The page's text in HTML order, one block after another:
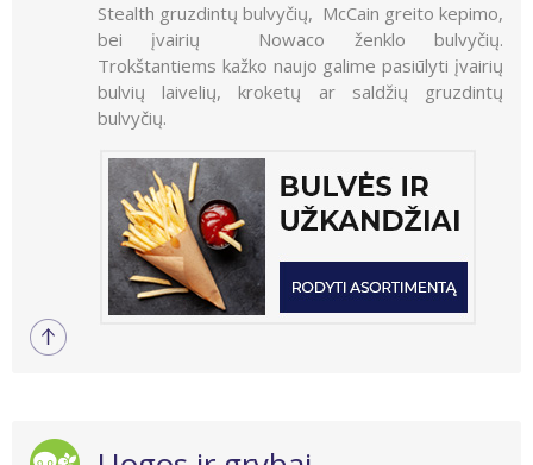
Stealth gruzdintų bulvyčių, McCain greito kepimo,
bei įvairių Nowaco ženklo bulvyčių.
Trokštantiems kažko naujo galime pasiūlyti įvairių
bulvių laivelių, kroketų ar saldžių gruzdintų
bulvyčių.